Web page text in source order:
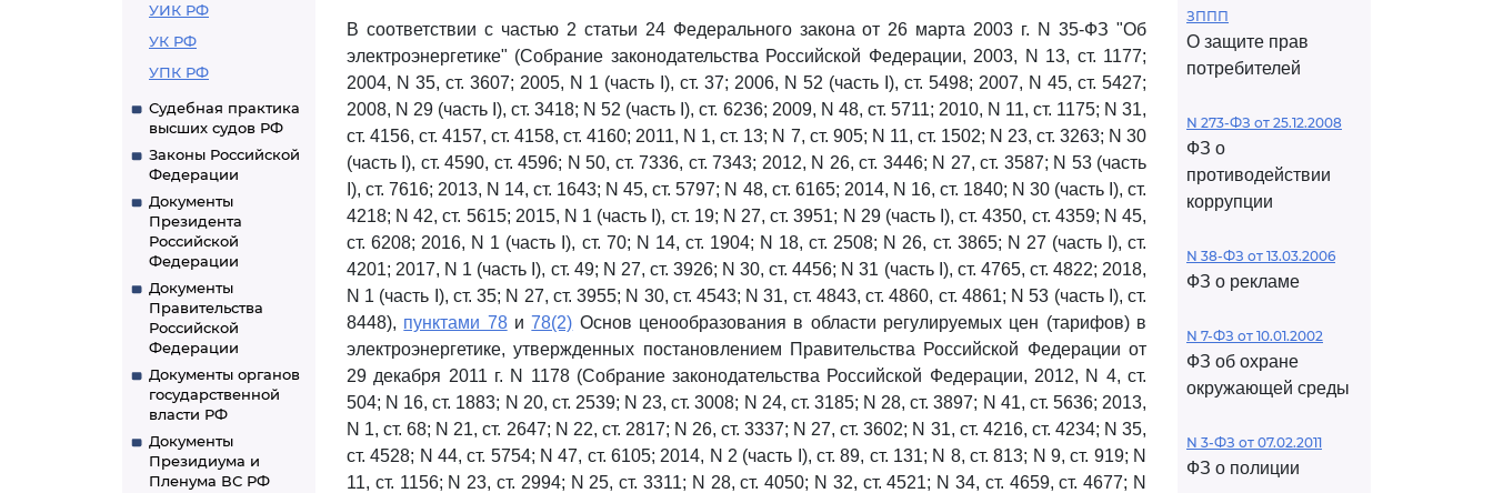
УИК РФ
УК РФ
УПК РФ
Судебная практика
высших судов РФ
Законы Российской
Федерации
Документы
Президента
Российской
Федерации
Документы
Правительства
Российской
Федерации
Документы органов
государственной
власти РФ
Документы
Президиума и
Пленума ВС РФ
В соответствии с частью 2 статьи 24 Федерального закона от 26 марта 2003 г. N 35-ФЗ "Об
электроэнергетике" (Собрание законодательства Российской Федерации, 2003, N 13, ст. 1177;
2004, N 35, ст. 3607; 2005, N 1 (часть I), ст. 37; 2006, N 52 (часть I), ст. 5498; 2007, N 45, ст. 5427;
2008, N 29 (часть I), ст. 3418; N 52 (часть I), ст. 6236; 2009, N 48, ст. 5711; 2010, N 11, ст. 1175; N 31,
ст. 4156, ст. 4157, ст. 4158, ст. 4160; 2011, N 1, ст. 13; N 7, ст. 905; N 11, ст. 1502; N 23, ст. 3263; N 30
(часть I), ст. 4590, ст. 4596; N 50, ст. 7336, ст. 7343; 2012, N 26, ст. 3446; N 27, ст. 3587; N 53 (часть
I), ст. 7616; 2013, N 14, ст. 1643; N 45, ст. 5797; N 48, ст. 6165; 2014, N 16, ст. 1840; N 30 (часть I), ст.
4218; N 42, ст. 5615; 2015, N 1 (часть I), ст. 19; N 27, ст. 3951; N 29 (часть I), ст. 4350, ст. 4359; N 45,
ст. 6208; 2016, N 1 (часть I), ст. 70; N 14, ст. 1904; N 18, ст. 2508; N 26, ст. 3865; N 27 (часть I), ст.
4201; 2017, N 1 (часть I), ст. 49; N 27, ст. 3926; N 30, ст. 4456; N 31 (часть I), ст. 4765, ст. 4822; 2018,
N 1 (часть I), ст. 35; N 27, ст. 3955; N 30, ст. 4543; N 31, ст. 4843, ст. 4860, ст. 4861; N 53 (часть I), ст.
8448), пунктами 78и78(2) Основ ценообразования в области регулируемых цен (тарифов) в
электроэнергетике, утвержденных постановлением Правительства Российской Федерации от
29 декабря 2011 г. N 1178 (Собрание законодательства Российской Федерации, 2012, N 4, ст.
504; N 16, ст. 1883; N 20, ст. 2539; N 23, ст. 3008; N 24, ст. 3185; N 28, ст. 3897; N 41, ст. 5636; 2013,
N 1, ст. 68; N 21, ст. 2647; N 22, ст. 2817; N 26, ст. 3337; N 27, ст. 3602; N 31, ст. 4216, ст. 4234; N 35,
ст. 4528; N 44, ст. 5754; N 47, ст. 6105; 2014, N 2 (часть I), ст. 89, ст. 131; N 8, ст. 813; N 9, ст. 919; N
11, ст. 1156; N 23, ст. 2994; N 25, ст. 3311; N 28, ст. 4050; N 32, ст. 4521; N 34, ст. 4659, ст. 4677; N
ЗППП
О защите прав
потребителей
N 273-ФЗ от 25.12.2008
ФЗ о
противодействии
коррупции
N 38-ФЗ от 13.03.2006
ФЗ о рекламе
N 7-ФЗ от 10.01.2002
ФЗ об охране
окружающей среды
N 3-ФЗ от 07.02.2011
ФЗ о полиции